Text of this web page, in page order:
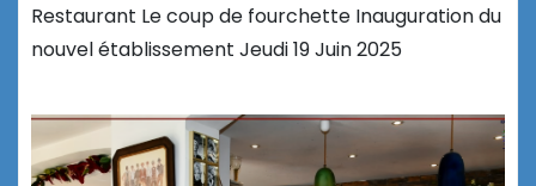
Restaurant Le coup de fourchette Inauguration du
nouvel établissement Jeudi 19 Juin 2025